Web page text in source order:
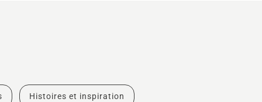
Histoires et inspiration